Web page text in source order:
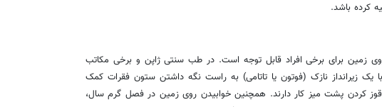
کرده باشد.
زمین برای برخی افراد قابل توجه است. در طب سنتی ژاپن و برخی مکاتب
یک زیرانداز نازک (فوتون یا تاتامی) به راست نگه داشتن ستون فقرات کمک
قوز کردن پشت میز کار دارند. همچنین خوابیدن روی زمین در فصل گرم سال،